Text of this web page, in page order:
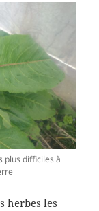
plus difficiles à
herbes les